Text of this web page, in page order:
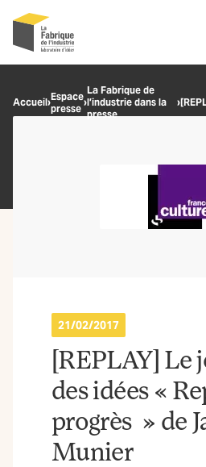
Accueil›Espace
presse ›
La Fabrique de
l’industrie dans la
presse
›
21/02/2017
[REPLAY] Le
des idées «
progrès » de
Munier